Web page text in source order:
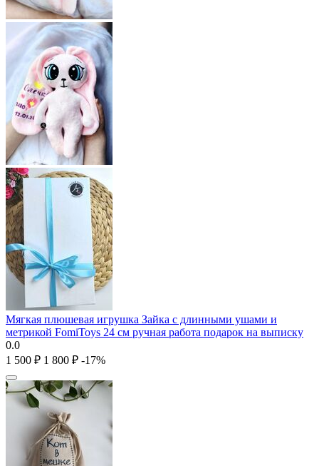
Мягкая плюшевая игрушка Зайка с длинными ушами и
метрикой FomiToys 24 см ручная работа подарок на выписку
0.0
1 500 ₽ 1 800 ₽ -17%